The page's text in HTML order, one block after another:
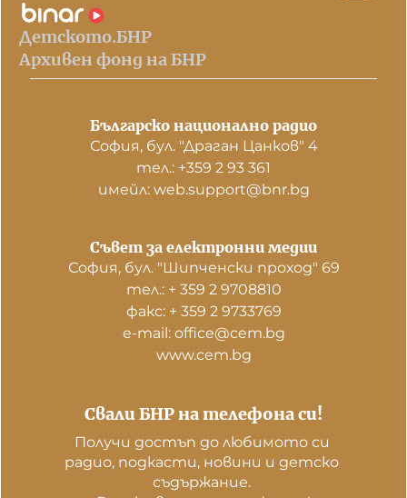
Детското.БНР
Архивен фонд на БНР
Българско национално радио
София, бул. "Драган Цанков" 4
тел.: +359 2 93 361
имейл: web.support@bnr.bg
Свали БНР на телефона си!
Получи достъп до любимото си
радио, подкасти, новини и детско
съдържание.
Съвет за електронни медии
София, бул. "Шипченски проход" 69
тел.: + 359 2 9708810
факс: + 359 2 9733769
е-mail: office@cem.bg
www.cem.bg